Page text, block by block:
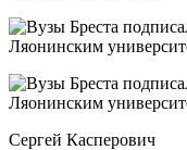
Сергей Касперович